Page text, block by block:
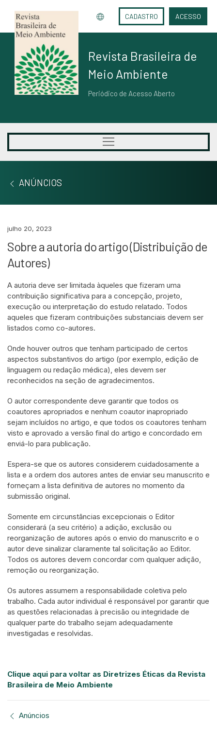
CADASTRO ACESSO
Revista Brasileira de
Meio Ambiente
Periódico de Acesso Aberto
ANÚNCIOS
julho 20, 2023
Sobre a autoria do artigo (Distribuição de
Autores)
A autoria deve ser limitada àqueles que fizeram uma
contribuição significativa para a concepção, projeto,
execução ou interpretação do estudo relatado. Todos
aqueles que fizeram contribuições substanciais devem ser
listados como co-autores.
Onde houver outros que tenham participado de certos
aspectos substantivos do artigo (por exemplo, edição de
linguagem ou redação médica), eles devem ser
reconhecidos na seção de agradecimentos.
O autor correspondente deve garantir que todos os
coautores apropriados e nenhum coautor inapropriado
sejam incluídos no artigo, e que todos os coautores tenham
visto e aprovado a versão final do artigo e concordado em
enviá-lo para publicação.
Espera-se que os autores considerem cuidadosamente a
lista e a ordem dos autores antes de enviar seu manuscrito e
forneçam a lista definitiva de autores no momento da
submissão original.
Somente em circunstâncias excepcionais o Editor
considerará (a seu critério) a adição, exclusão ou
reorganização de autores após o envio do manuscrito e o
autor deve sinalizar claramente tal solicitação ao Editor.
Todos os autores devem concordar com qualquer adição,
remoção ou reorganização.
Os autores assumem a responsabilidade coletiva pelo
trabalho. Cada autor individual é responsável por garantir que
as questões relacionadas à precisão ou integridade de
qualquer parte do trabalho sejam adequadamente
investigadas e resolvidas.
Clique aqui para voltar as Diretrizes Éticas da Revista
Brasileira de Meio Ambiente
Anúncios